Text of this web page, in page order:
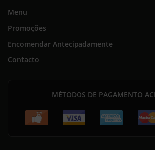
Menu
Promoções
Encomendar Antecipadamente
Contacto
MÉTODOS DE PAGAMENTO